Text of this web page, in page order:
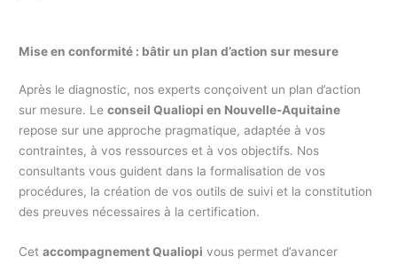
Mise en conformité : bâtir un plan d’action sur mesure
Après le diagnostic, nos experts conçoivent un plan d’action
sur mesure. Leconseil Qualiopi en Nouvelle-Aquitaine
repose sur une approche pragmatique, adaptée à vos
contraintes, à vos ressources et à vos objectifs. Nos
consultants vous guident dans la formalisation de vos
procédures, la création de vos outils de suivi et la constitution
des preuves nécessaires à la certification.
Cetaccompagnement Qualiopi vous permet d’avancer